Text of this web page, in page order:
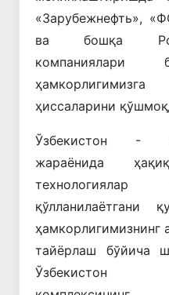
«Зарубежнефть»,
ва бошқа
компаниялари
ҳамкорлигимизга
ҳиссаларини
Ўзбекистон -
жараёнида
қўлланилаётгани
ҳамкорлигимизнинг
тайёрлаш бўйича
Ўзбекистон